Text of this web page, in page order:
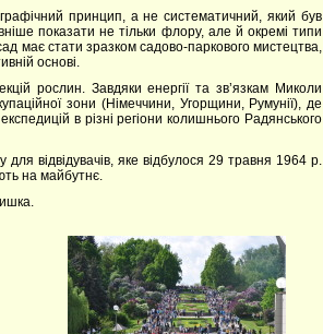
принцип, а не систематичний, який був
показати не тільки флору, але й окремі типи
має стати зразком садово-паркового мистецтва,
основі.
рослин. Завдяки енергії та зв’язкам Миколи
зони (Німеччини, Угорщини, Румунії), де
в різні регіони колишнього Радянського
відвідувачів, яке відбулося 29 травня 1964 р.
на майбутнє.